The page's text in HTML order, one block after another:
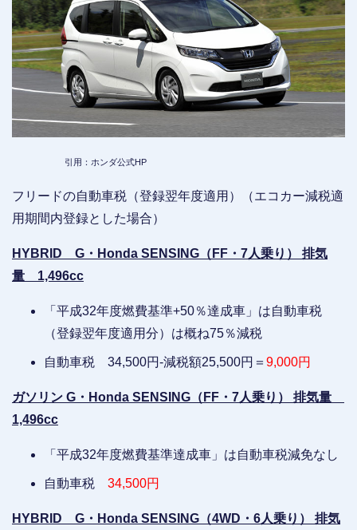
引用：ホンダ公式HP
フリードの自動車税（登録翌年度適用）（エコカー減税適
用期間内登録とした場合）
HYBRID G・Honda SENSING（FF・7人乗り） 排気
量 1,496cc
「平成32年度燃費基準+50％達成車」は自動車税
（登録翌年度適用分）は概ね75％減税
自動車税 34,500円-減税額25,500円＝ 9,000円
ガソリン G・Honda SENSING（FF・7人乗り） 排気量
1,496cc
「平成32年度燃費基準達成車」は自動車税減免なし
自動車税 34,500円
HYBRID G・Honda SENSING（4WD・6人乗り） 排気